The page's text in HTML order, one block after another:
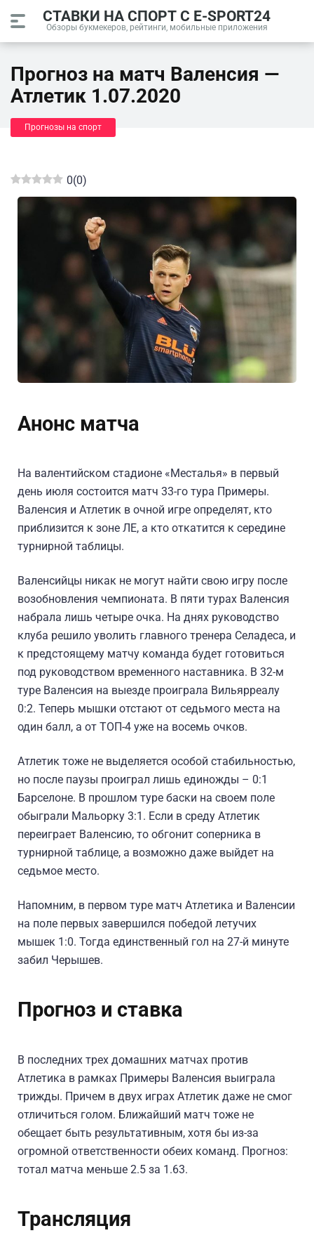
СТАВКИ НА СПОРТ С E-SPORT24
Обзоры букмекеров, рейтинги, мобильные приложения
Прогноз на матч Валенсия —
Атлетик 1.07.2020
Прогнозы на спорт
0(0)
Анонс матча
На валентийском стадионе «Месталья» в первый
день июля состоится матч 33-го тура Примеры.
Валенсия и Атлетик в очной игре определят, кто
приблизится к зоне ЛЕ, а кто откатится к середине
турнирной таблицы.
Валенсийцы никак не могут найти свою игру после
возобновления чемпионата. В пяти турах Валенсия
набрала лишь четыре очка. На днях руководство
клуба решило уволить главного тренера Селадеса, и
к предстоящему матчу команда будет готовиться
под руководством временного наставника. В 32-м
туре Валенсия на выезде проиграла Вильярреалу
0:2. Теперь мышки отстают от седьмого места на
один балл, а от ТОП-4 уже на восемь очков.
Атлетик тоже не выделяется особой стабильностью,
но после паузы проиграл лишь единожды – 0:1
Барселоне. В прошлом туре баски на своем поле
обыграли Мальорку 3:1. Если в среду Атлетик
переиграет Валенсию, то обгонит соперника в
турнирной таблице, а возможно даже выйдет на
седьмое место.
Напомним, в первом туре матч Атлетика и Валенсии
на поле первых завершился победой летучих
мышек 1:0. Тогда единственный гол на 27-й минуте
забил Черышев.
Прогноз и ставка
В последних трех домашних матчах против
Атлетика в рамках Примеры Валенсия выиграла
трижды. Причем в двух играх Атлетик даже не смог
отличиться голом. Ближайший матч тоже не
обещает быть результативным, хотя бы из-за
огромной ответственности обеих команд. Прогноз:
тотал матча меньше 2.5 за 1.63.
Трансляция